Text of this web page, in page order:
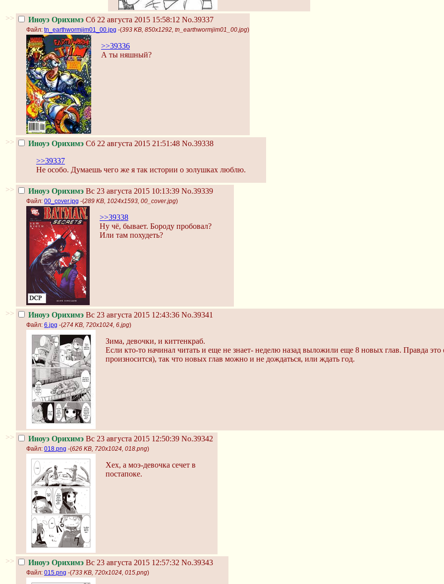
>> Иноуэ Орихимэ Сб 22 августа 2015 15:58:12 No.39337
Файл: tn_earthwormjim01_00.jpg -(393 KB, 850x1292, tn_earthwormjim01_00.jpg)
>>39336
А ты няшный?
>> Иноуэ Орихимэ Сб 22 августа 2015 21:51:48 No.39338
>>39337
Не особо. Думаешь чего же я так истории о золушках люблю.
>> Иноуэ Орихимэ Вс 23 августа 2015 10:13:39 No.39339
Файл: 00_cover.jpg -(289 KB, 1024x1593, 00_cover.jpg)
>>39338
Ну чё, бывает. Бороду пробовал?
Или там похудеть?
>> Иноуэ Орихимэ Вс 23 августа 2015 12:43:36 No.39341
Файл: 6.jpg -(274 KB, 720x1024, 6.jpg)
Зима, девочки, и киттенкраб.
Если кто-то начинал читать и еще не знает- неделю назад выложили еще 8 новых глав. Правда это
произносится), так что новых глав можно и не дождаться, или ждать год.
>> Иноуэ Орихимэ Вс 23 августа 2015 12:50:39 No.39342
Файл: 018.png -(626 KB, 720x1024, 018.png)
Хех, а моэ-девочка сечет в
постапоке.
>> Иноуэ Орихимэ Вс 23 августа 2015 12:57:32 No.39343
Файл: 015.png -(733 KB, 720x1024, 015.png)